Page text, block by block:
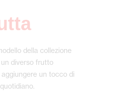
della collezione
diverso frutto
un tocco di